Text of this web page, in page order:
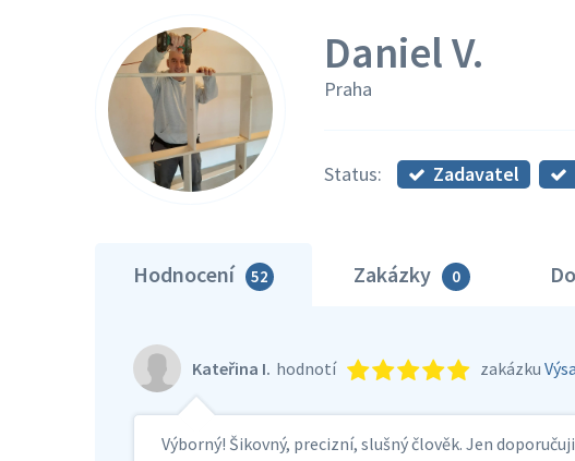
Daniel V.
Praha
Status: Zadavatel
Hodnocení 52 Zakázky 0
Kateřina I. hodnotí zakázku
Výborný! Šikovný, precizní, slušný člověk. Jen